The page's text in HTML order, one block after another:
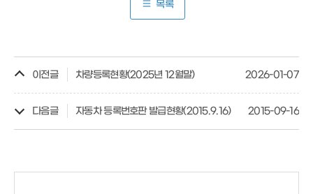
목록
이전글 차량등록현황(2025년 12월말) 2026-01-07
다음글 자동차 등록번호판 발급현황(2015.9.16) 2015-09-16